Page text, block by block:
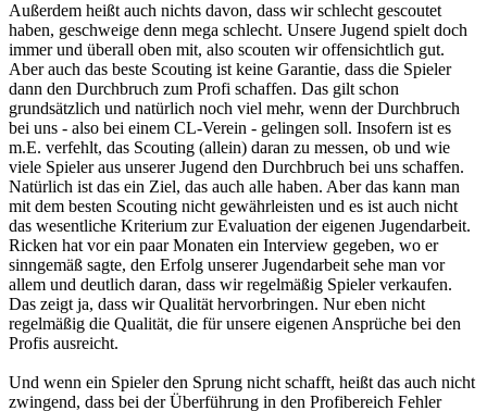
Außerdem heißt auch nichts davon, dass wir schlecht gescoutet
haben, geschweige denn mega schlecht. Unsere Jugend spielt doch
immer und überall oben mit, also scouten wir offensichtlich gut.
Aber auch das beste Scouting ist keine Garantie, dass die Spieler
dann den Durchbruch zum Profi schaffen. Das gilt schon
grundsätzlich und natürlich noch viel mehr, wenn der Durchbruch
bei uns - also bei einem CL-Verein - gelingen soll. Insofern ist es
m.E. verfehlt, das Scouting (allein) daran zu messen, ob und wie
viele Spieler aus unserer Jugend den Durchbruch bei uns schaffen.
Natürlich ist das ein Ziel, das auch alle haben. Aber das kann man
mit dem besten Scouting nicht gewährleisten und es ist auch nicht
das wesentliche Kriterium zur Evaluation der eigenen Jugendarbeit.
Ricken hat vor ein paar Monaten ein Interview gegeben, wo er
sinngemäß sagte, den Erfolg unserer Jugendarbeit sehe man vor
allem und deutlich daran, dass wir regelmäßig Spieler verkaufen.
Das zeigt ja, dass wir Qualität hervorbringen. Nur eben nicht
regelmäßig die Qualität, die für unsere eigenen Ansprüche bei den
Profis ausreicht.
Und wenn ein Spieler den Sprung nicht schafft, heißt das auch nicht
zwingend, dass bei der Überführung in den Profibereich Fehler